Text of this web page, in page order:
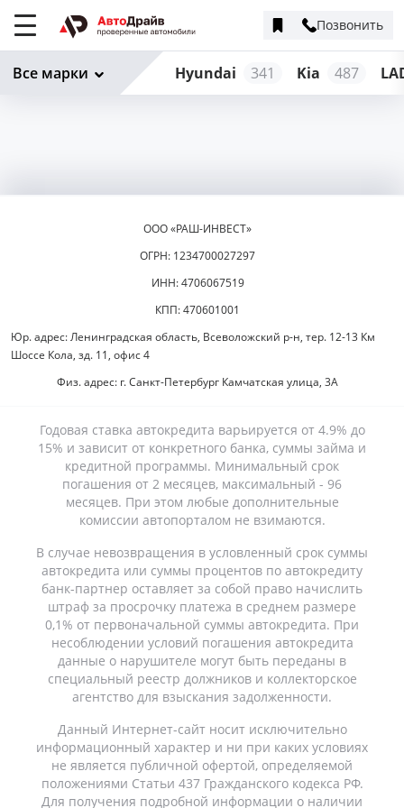
Позвонить
Hyundai 341 Kia 487
Все марки
ООО «РАШ-ИНВЕСТ»
ОГРН: 1234700027297
ИНН: 4706067519
КПП: 470601001
Юр. адрес: Ленинградская область, Всеволожский р-н, тер. 12-13 Км
Шоссе Кола, зд. 11, офис 4
Физ. адрес: г. Санкт-Петербург Камчатская улица, 3А
Годовая ставка автокредита варьируется от 4.9% до
15% и зависит от конкретного банка, суммы займа и
кредитной программы. Минимальный срок
погашения от 2 месяцев, максимальный - 96
месяцев. При этом любые дополнительные
комиссии автопорталом не взимаются.
В случае невозвращения в условленный срок суммы
автокредита или суммы процентов по автокредиту
банк-партнер оставляет за собой право начислить
штраф за просрочку платежа в среднем размере
0,1% от первоначальной суммы автокредита. При
несоблюдении условий погашения автокредита
данные о нарушителе могут быть переданы в
специальный реестр должников и коллекторское
агентство для взыскания задолженности.
Данный Интернет-сайт носит исключительно
информационный характер и ни при каких условиях
не является публичной офертой, определяемой
положениями Статьи 437 Гражданского кодекса РФ.
Для получения подробной информации о наличии